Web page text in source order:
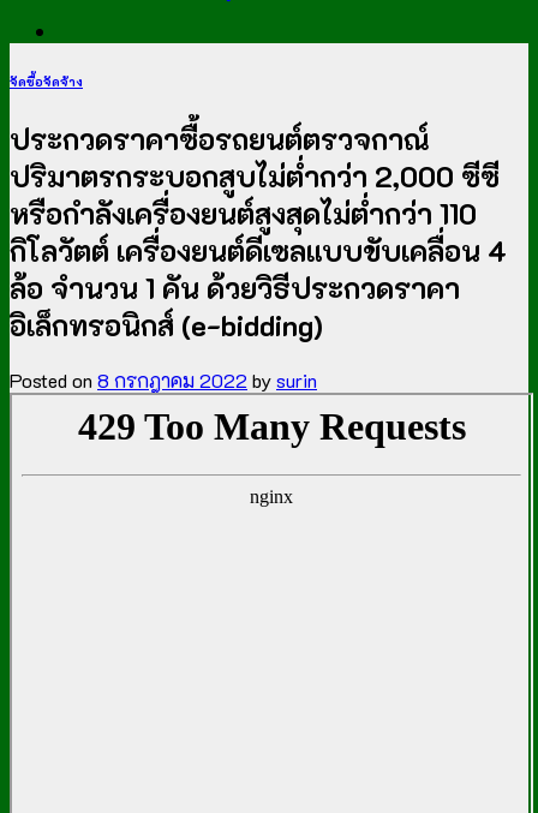
จัดซื้อจัดจ้าง
ประกวดราคาซื้อรถยนต์ตรวจกาณ์
ปริมาตรกระบอกสูบไม่ต่ำกว่า 2,000 ซีซี
หรือกำลังเครื่องยนต์สูงสุดไม่ต่ำกว่า 110
กิโลวัตต์ เครื่องยนต์ดีเซลแบบขับเคลื่อน 4
ล้อ จำนวน 1 คัน ด้วยวิธีประกวดราคา
อิเล็กทรอนิกส์ (e-bidding)
Posted on 8 กรกฎาคม 2022 bysurin